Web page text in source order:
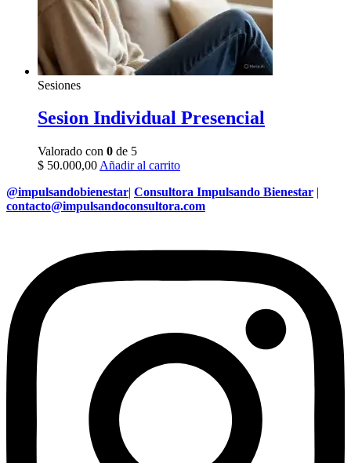
Sesiones
Sesion Individual Presencial
Valorado con 0 de 5
$ 50.000,00 Añadir al carrito
@impulsandobienestar| Consultora Impulsando Bienestar |
contacto@impulsandoconsultora.com